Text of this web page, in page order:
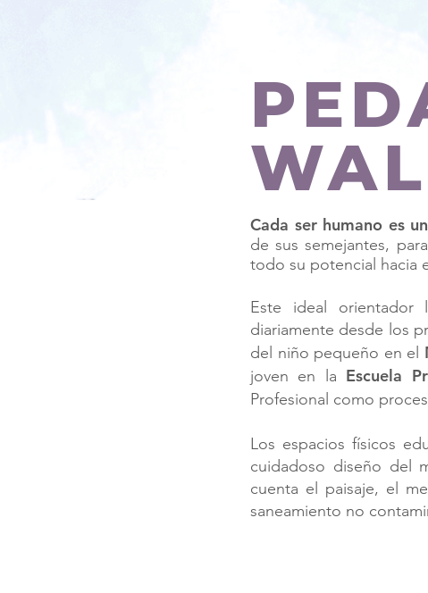
Cada ser humano es
de sus semejantes,
todo su potencial hacia
Este ideal orientador
diariamente desde los
del niño pequeño en el
joven en la Escuela
Profesional como
Los espacios físicos
cuidadoso diseño del
cuenta el paisaje, el
saneamiento no